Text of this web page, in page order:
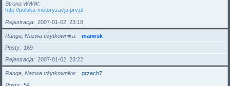
Strona WWW
http://polska-motoryzacja.prv.pl
Rejestracja
2007-01-02, 23:18
Ranga, Nazwa użytkownika
marwsk
Posty
169
Rejestracja
2007-01-02, 23:22
Ranga, Nazwa użytkownika
grzech7